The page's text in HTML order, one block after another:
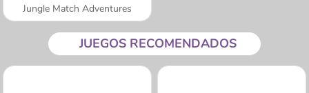
Jungle Match Adventures
JUEGOS RECOMENDADOS